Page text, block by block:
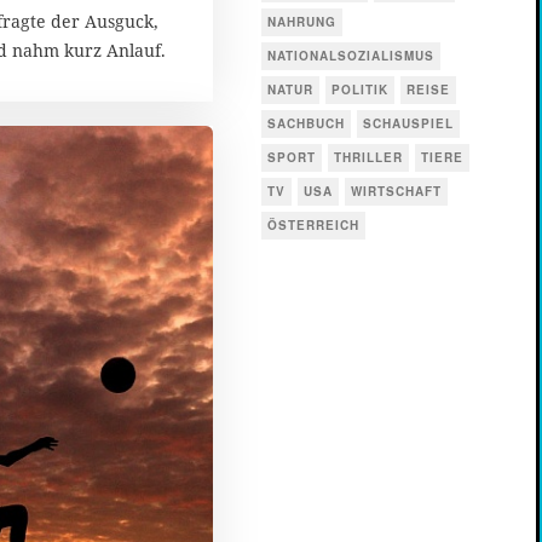
der Ausguck,
nahm kurz Anlauf.
NAHRUNG
NATIONALSOZIALISMUS
NATUR
POLITIK
REISE
SACHBUCH
SCHAUSPIEL
SPORT
THRILLER
TIERE
TV
USA
WIRTSCHAFT
ÖSTERREICH